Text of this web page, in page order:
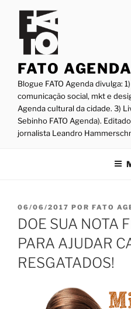
conteúdo
FATO AGENDA
Blogue FATO Agenda divulga:
comunicação social, mkt e
Agenda cultural da cidade. 3)
Sebinho FATO Agenda).
jornalista Leandro
PUBLICADO
EM
06/06/2017 POR FATO
DOE SUA NOTA
PARA AJUDAR
RESGATADOS!